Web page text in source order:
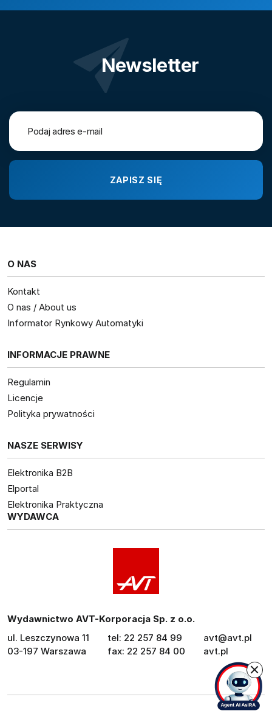
Newsletter
O NAS
Kontakt
O nas / About us
Informator Rynkowy Automatyki
INFORMACJE PRAWNE
Regulamin
Licencje
Polityka prywatności
NASZE SERWISY
Elektronika B2B
Elportal
Elektronika Praktyczna
WYDAWCA
Wydawnictwo AVT-Korporacja Sp. z o.o.
ul. Leszczynowa 11
03-197 Warszawa
tel: 22 257 84 99
fax: 22 257 84 00
avt@avt.pl
avt.pl